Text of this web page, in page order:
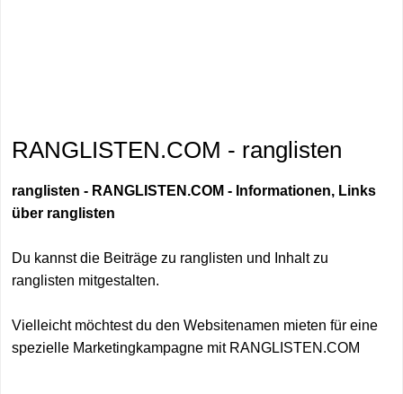
RANGLISTEN.COM - ranglisten
ranglisten - RANGLISTEN.COM - Informationen, Links
über ranglisten
Du kannst die Beiträge zu ranglisten und Inhalt zu
ranglisten mitgestalten.
Vielleicht möchtest du den Websitenamen mieten für eine
spezielle Marketingkampagne mit RANGLISTEN.COM